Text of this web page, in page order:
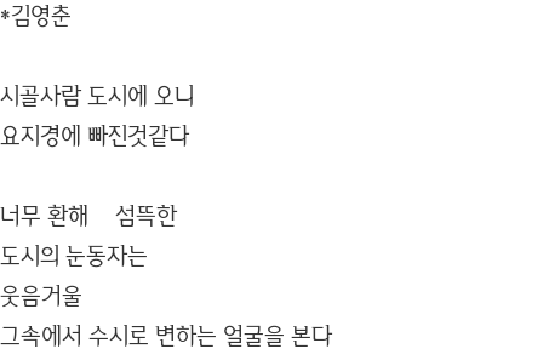
*김영춘
시골사람 도시에 오니
요지경에 빠진것같다
너무 환해 섬뜩한
도시의 눈동자는
웃음거울
그속에서 수시로 변하는 얼굴을 본다